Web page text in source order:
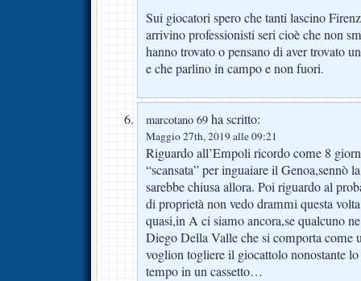
Sui giocatori spero che tanti lascino
arrivino professionisti seri cioè che non
hanno trovato o pensano di aver trovato
e che parlino in campo e non fuori.
marcotano 69 ha scritto:
Maggio 27th, 2019 alle 09:21
Riguardo all’Empoli ricordo come 8
“scansata” per inguaiare il Genoa,sennò
sarebbe chiusa allora. Poi riguardo al
di proprietà non vedo drammi questa
quasi,in A ci siamo ancora,se qualcuno
Diego Della Valle che si comporta come
voglion togliere il giocattolo nonostante
tempo in un cassetto…